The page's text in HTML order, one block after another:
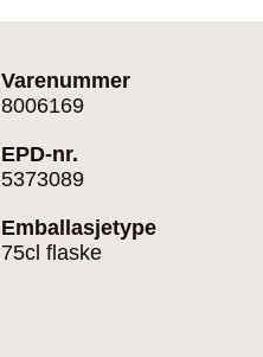
Varenummer
8006169
EPD-nr.
5373089
Emballasjetype
75cl flaske